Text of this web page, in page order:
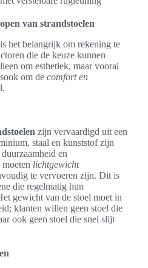
van strandstoelen
is het belangrijk om rekening te
die de keuze kunnen
om esthetiek, maar vooral
om de comfort en
zijn vervaardigd uit een
staal en kunststof zijn
en
lichtgewicht
te vervoeren zijn. Dit is
die regelmatig hun
gewicht van de stoel moet in
klanten willen geen stoel die
ook geen stoel die snel slijt